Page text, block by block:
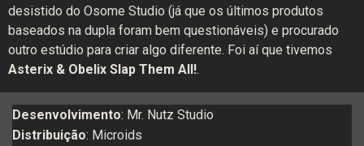
desistido do Osome Studio (já que os últimos produtos
baseados na dupla foram bem questionáveis) e procurado
outro estúdio para criar algo diferente. Foi aí que tivemos
Asterix & Obelix Slap Them All!.
Desenvolvimento: Mr. Nutz Studio
Distribuição: Microids